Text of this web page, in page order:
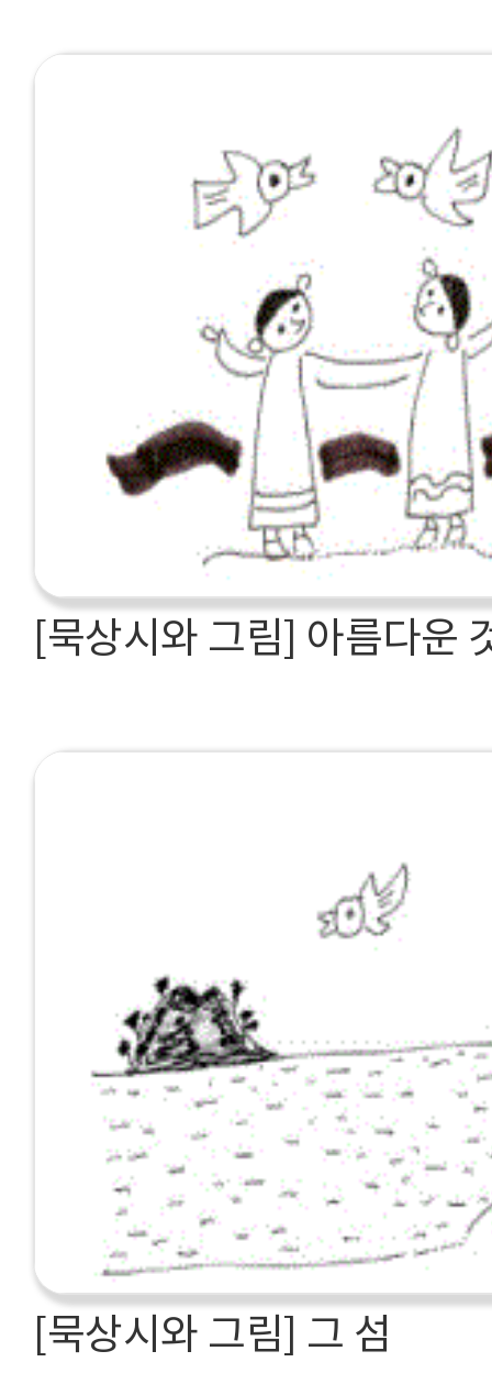
[묵상시와 그림] 아름다운
[묵상시와 그림] 그 섬